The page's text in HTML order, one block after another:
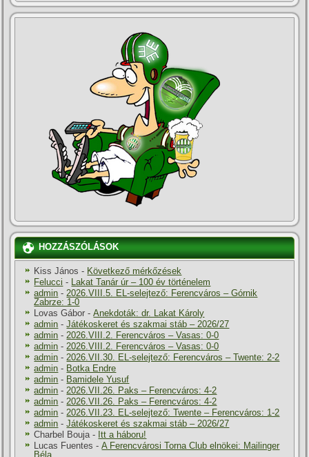
HOZZÁSZÓLÁSOK
Kiss János - Következő mérkőzések
Felucci -
Lakat Tanár úr – 100 év történelem
admin - 2026.VIII.5. EL-selejtező: Ferencváros – Górnik
Zabrze: 1-0
Lovas Gábor -Anekdoták: dr. Lakat Károly
admin -Játékoskeret és szakmai stáb – 2026/27
admin - 2026.VIII.2. Ferencváros – Vasas: 0-0
admin - 2026.VIII.2. Ferencváros – Vasas: 0-0
admin - 2026.VII.30. EL-selejtező: Ferencváros – Twente: 2-2
admin - Botka Endre
admin - Bamidele Yusuf
admin - 2026.VII.26. Paks – Ferencváros: 4-2
admin - 2026.VII.26. Paks – Ferencváros: 4-2
admin - 2026.VII.23. EL-selejtező: Twente – Ferencváros: 1-2
admin -Játékoskeret és szakmai stáb – 2026/27
Charbel Bouja - Itt a háboru!
Lucas Fuentes -A Ferencvárosi Torna Club elnökei: Mailinger
Béla